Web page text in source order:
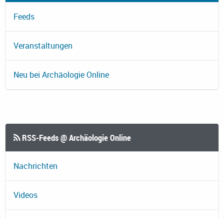
Feeds
Veranstaltungen
Neu bei Archäologie Online
RSS-Feeds @ Archäologie Online
Nachrichten
Videos